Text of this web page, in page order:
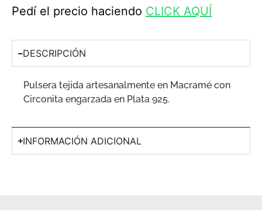
Pedí el precio haciendo CLICK AQUÍ
DESCRIPCIÓN
Pulsera tejida artesanalmente en Macramé con
Circonita engarzada en Plata 925.
INFORMACIÓN ADICIONAL